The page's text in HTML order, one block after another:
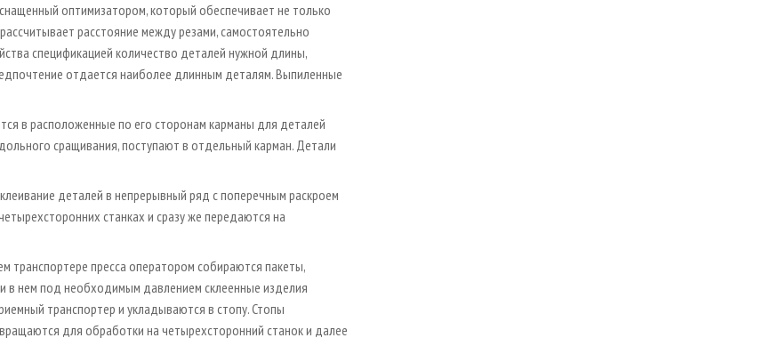
оптимизатором, который обеспечивает не только
расстояние между резами, самостоятельно
спецификацией количество деталей нужной длины,
отдается наиболее длинным деталям. Выпиленные
в расположенные по его сторонам карманы для деталей
сращивания, поступают в отдельный карман. Детали
деталей в непрерывный ряд с поперечным раскроем
станках и сразу же передаются на
транспортере пресса оператором собираются пакеты,
в нем под необходимым давлением склеенные изделия
транспортер и укладываются в стопу. Стопы
для обработки на четырехсторонний станок и далее